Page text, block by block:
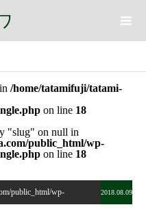
/home/tatamifuji/tatami-
on line 18
"slug" on null in
public_html/wp-
on line 18
public_html/wp- 2018.08.09